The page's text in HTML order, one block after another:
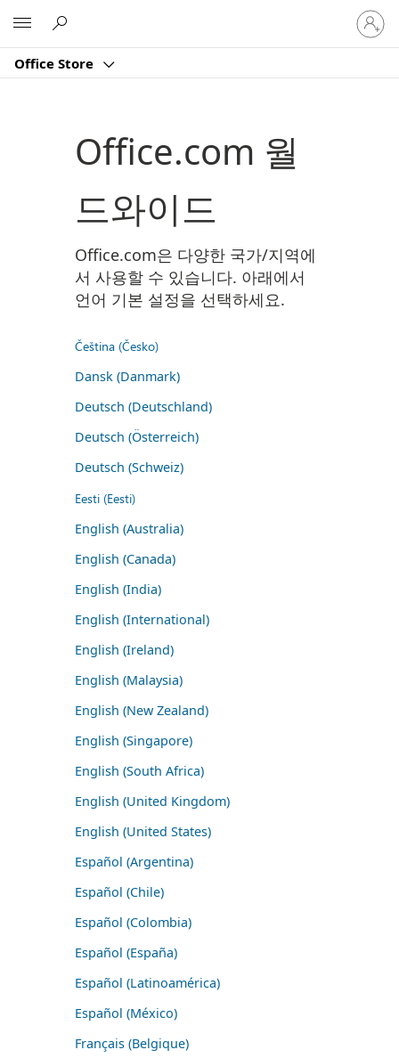
Office Store
귀
하
계
Office.com 월
드와이드
Office.com은 다양한 국가/지역에
서 사용할 수 있습니다. 아래에서
언어 기본 설정을 선택하세요.
Čeština (Česko)
Dansk (Danmark)
Deutsch (Deutschland)
Deutsch (Österreich)
Deutsch (Schweiz)
Eesti (Eesti)
English (Australia)
English (Canada)
English (India)
English (International)
English (Ireland)
English (Malaysia)
English (New Zealand)
English (Singapore)
English (South Africa)
English (United Kingdom)
English (United States)
Español (Argentina)
Español (Chile)
Español (Colombia)
Español (España)
Español (Latinoamérica)
Español (México)
Français (Belgique)